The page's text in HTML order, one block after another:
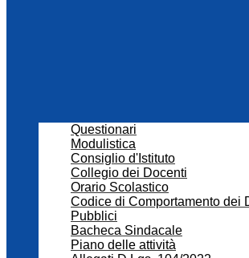
Questionari
Modulistica
Consiglio d'Istituto
Collegio dei Docenti
Orario Scolastico
Codice di Comportamento dei
Pubblici
Bacheca Sindacale
Piano delle attività